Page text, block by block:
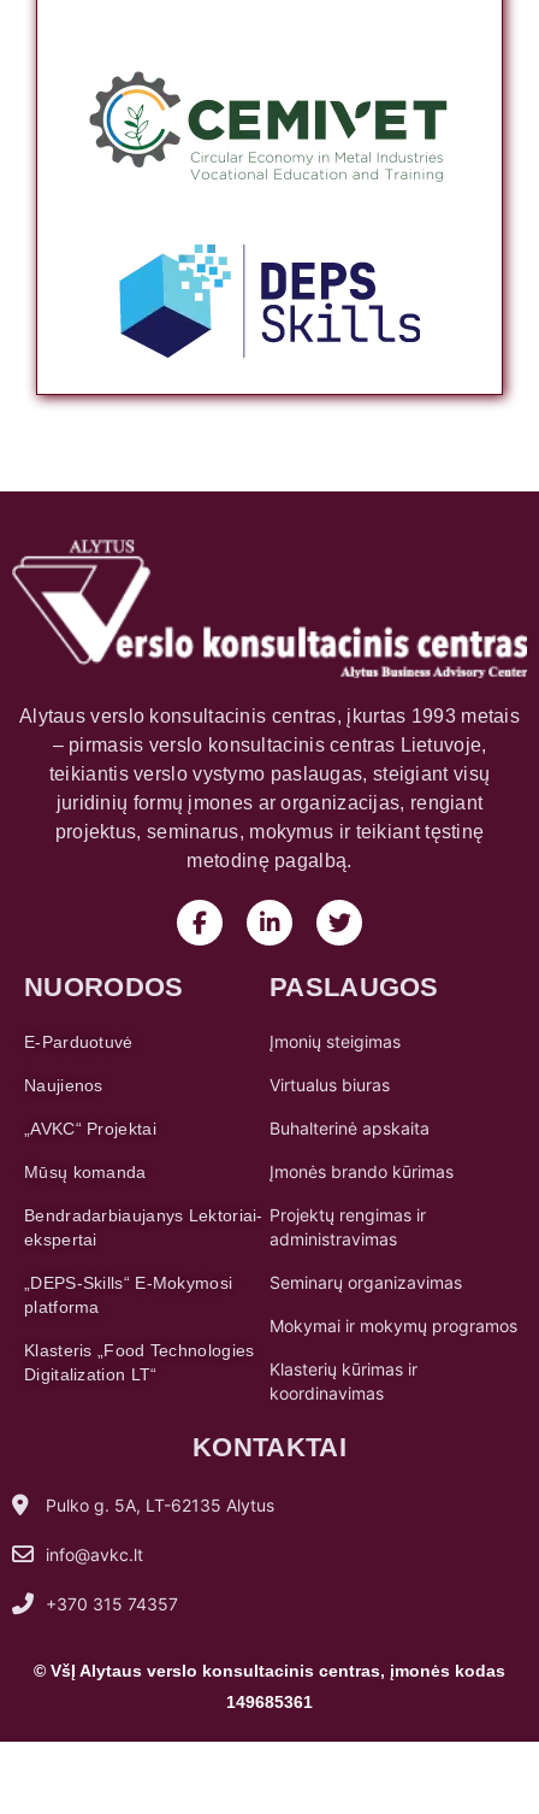
Alytaus verslo konsultacinis centras, įkurtas 1993 metais
– pirmasis verslo konsultacinis centras Lietuvoje,
teikiantis verslo vystymo paslaugas, steigiant visų
juridinių formų įmones ar organizacijas, rengiant
projektus, seminarus, mokymus ir teikiant tęstinę
metodinę pagalbą.
NUORODOS
E-Parduotuvė
Naujienos
„AVKC“ Projektai
Mūsų komanda
Bendradarbiaujanys Lektoriai-
ekspertai
„DEPS-Skills“ E-Mokymosi
platforma
Klasteris „Food Technologies
Digitalization LT“
PASLAUGOS
Įmonių steigimas
Virtualus biuras
Buhalterinė apskaita
Įmonės brando kūrimas
Projektų rengimas ir
administravimas
Seminarų organizavimas
Mokymai ir mokymų programos
Klasterių kūrimas ir
koordinavimas
KONTAKTAI
Pulko g. 5A, LT-62135 Alytus
info@avkc.lt
+370 315 74357
© VšĮ Alytaus verslo konsultacinis centras, įmonės kodas
149685361